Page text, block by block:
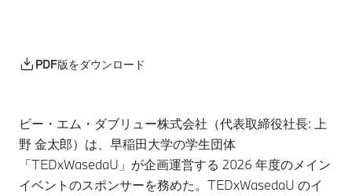
PDF版をダウンロード
ビー・エム・ダブリュー株式会社（代表取締役社長: 上
野 金太郎）は、早稲田大学の学生団体
「TEDxWasedaU」が企画運営する 2026 年度のメイン
イベントのスポンサーを務めた。TEDxWasedaU のイ